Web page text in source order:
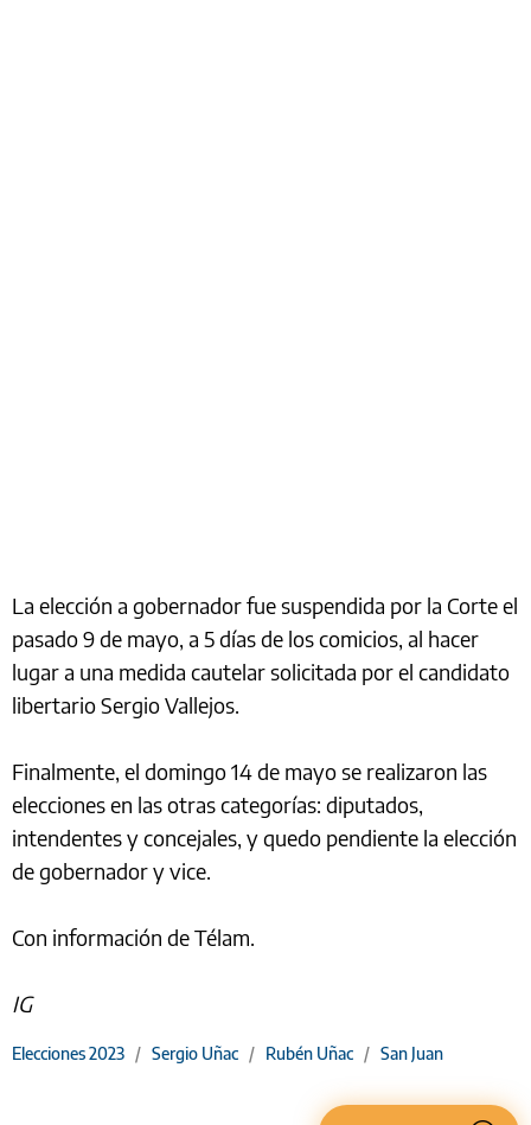
La elección a gobernador fue suspendida por la Corte el
pasado 9 de mayo, a 5 días de los comicios, al hacer
lugar a una medida cautelar solicitada por el candidato
libertario Sergio Vallejos.
Finalmente, el domingo 14 de mayo se realizaron las
elecciones en las otras categorías: diputados,
intendentes y concejales, y quedo pendiente la elección
de gobernador y vice.
Con información de Télam.
IG
Elecciones 2023 / Sergio Uñac / Rubén Uñac / San Juan